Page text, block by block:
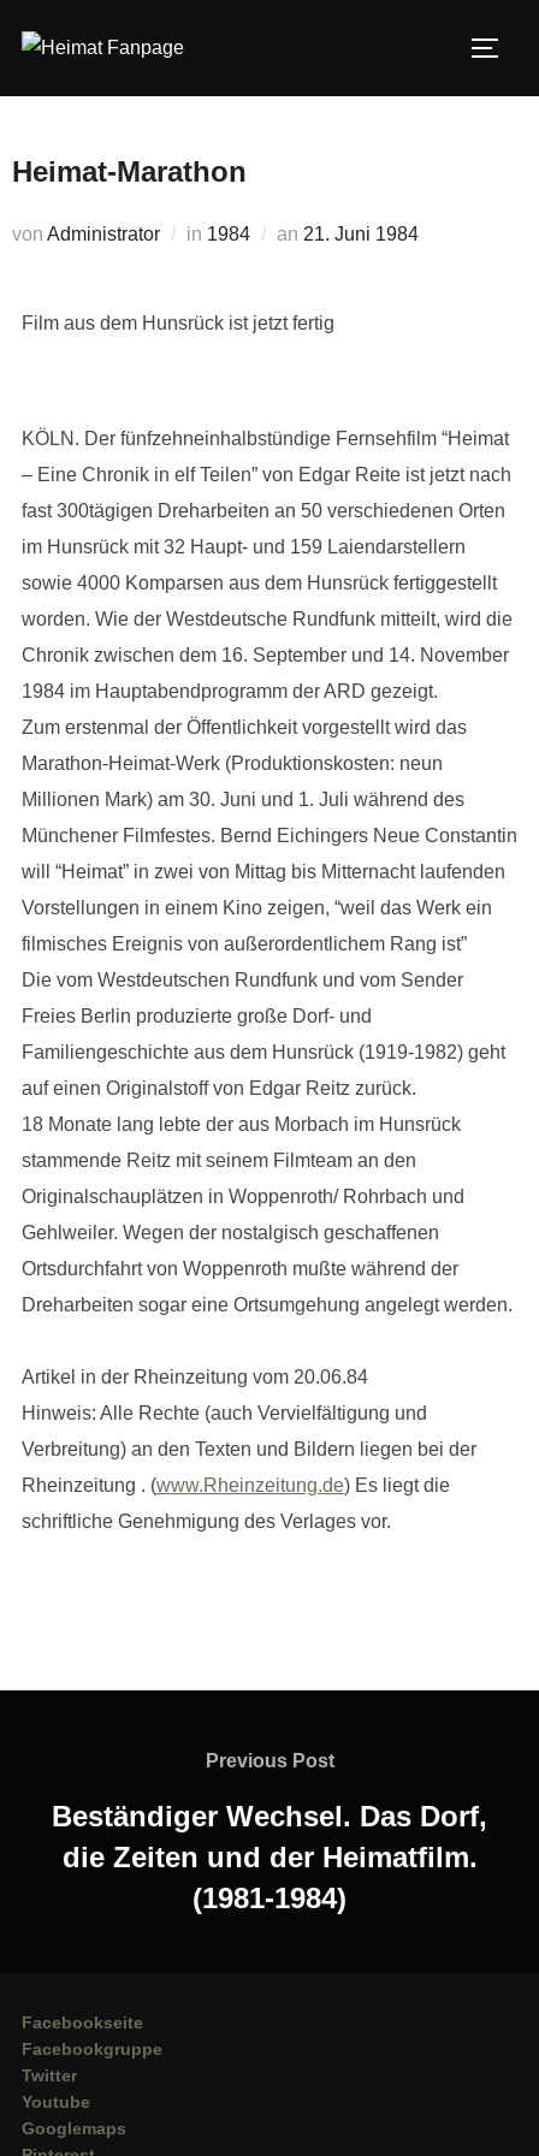
Inhalt
Heimat-Marathon
von Administrator in 1984 an Veröffentlicht
21. Juni 1984
Film aus dem Hunsrück ist jetzt fertig
KÖLN. Der fünfzehneinhalbstündige Fernsehfilm “Heimat
– Eine Chronik in elf Teilen” von Edgar Reite ist jetzt nach
fast 300tägigen Dreharbeiten an 50 verschiedenen Orten
im Hunsrück mit 32 Haupt- und 159 Laiendarstellern
sowie 4000 Komparsen aus dem Hunsrück fertiggestellt
worden. Wie der Westdeutsche Rundfunk mitteilt, wird die
Chronik zwischen dem 16. September und 14. November
1984 im Hauptabendprogramm der ARD gezeigt.
Zum erstenmal der Öffentlichkeit vorgestellt wird das
Marathon-Heimat-Werk (Produktionskosten: neun
Millionen Mark) am 30. Juni und 1. Juli während des
Münchener Filmfestes. Bernd Eichingers Neue Constantin
will “Heimat” in zwei von Mittag bis Mitternacht laufenden
Vorstellungen in einem Kino zeigen, “weil das Werk ein
filmisches Ereignis von außerordentlichem Rang ist”
Die vom Westdeutschen Rundfunk und vom Sender
Freies Berlin produzierte große Dorf- und
Familiengeschichte aus dem Hunsrück (1919-1982) geht
auf einen Originalstoff von Edgar Reitz zurück.
18 Monate lang lebte der aus Morbach im Hunsrück
stammende Reitz mit seinem Filmteam an den
Originalschauplätzen in Woppenroth/ Rohrbach und
Gehlweiler. Wegen der nostalgisch geschaffenen
Ortsdurchfahrt von Woppenroth mußte während der
Dreharbeiten sogar eine Ortsumgehung angelegt werden.
Artikel in der Rheinzeitung vom 20.06.84
Hinweis: Alle Rechte (auch Vervielfältigung und
Verbreitung) an den Texten und Bildern liegen bei der
Rheinzeitung . (www.Rheinzeitung.de) Es liegt die
schriftliche Genehmigung des Verlages vor.
Previous
Previous Post
Beständiger Wechsel. Das Dorf,
die Zeiten und der Heimatfilm.
(1981-1984)
Facebookseite
Facebookgruppe
Twitter
Youtube
Googlemaps